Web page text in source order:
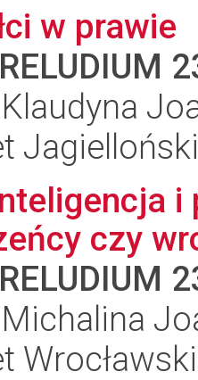
w prawie
Jagielloński
i
czy
Wrocławski